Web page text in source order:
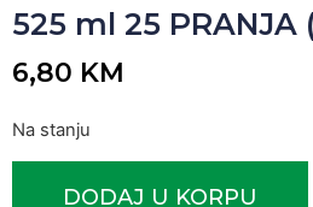
525 ml 25
6,80 KM
Na stanju
DODAJ U KORPU